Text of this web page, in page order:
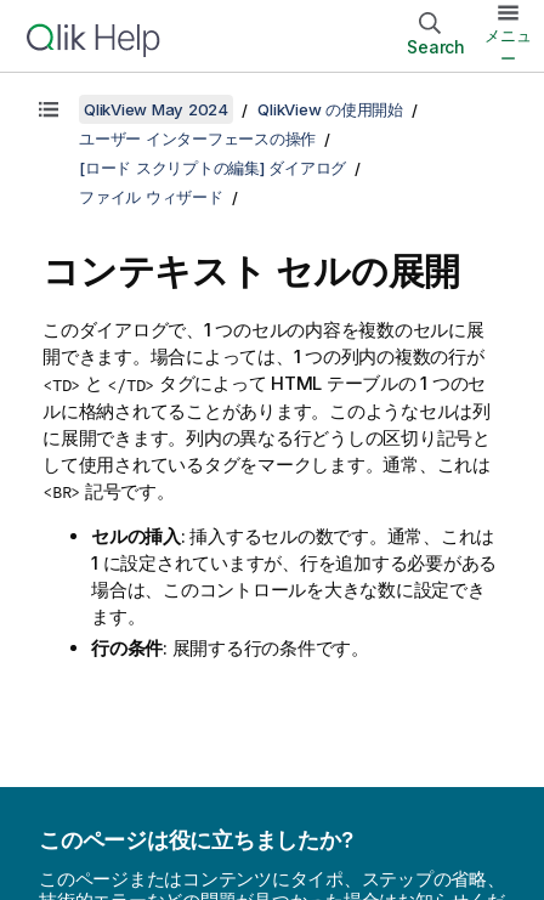
Search
メニュ
ー
QlikView May 2024
QlikView の使用開始
ユーザー インターフェースの操作
[ロード スクリプトの編集] ダイアログ
ファイル ウィザード
コンテキスト セルの展開
このダイアログで、1 つのセルの内容を複数のセルに展
開できます。場合によっては、1 つの列内の複数の行が
<TD> と </TD> タグによって HTML テーブルの 1 つのセ
ルに格納されてることがあります。このようなセルは列
に展開できます。列内の異なる行どうしの区切り記号と
して使用されているタグをマークします。通常、これは
<BR> 記号です。
セルの挿入: 挿入するセルの数です。通常、これは
1 に設定されていますが、行を追加する必要がある
場合は、このコントロールを大きな数に設定でき
ます。
行の条件: 展開する行の条件です。
このページは役に立ちましたか?
このページまたはコンテンツにタイポ、ステップの省略、